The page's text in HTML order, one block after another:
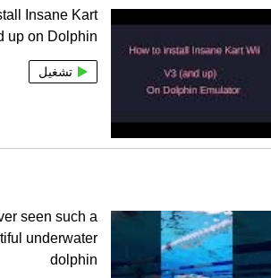
Insane Kart
up on Dolphin
تشغيل
seen such a
underwater
dolphin